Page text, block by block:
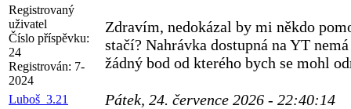
Registrovaný
uživatel
Číslo příspěvku:
24
Registrován: 7-
2024
Zdravím, nedokázal by mi někdo
stačí? Nahrávka dostupná na YT
žádný bod od kterého bych se mohl
Luboš_3.21 Pátek, 24. července 2026 - 22:40:14